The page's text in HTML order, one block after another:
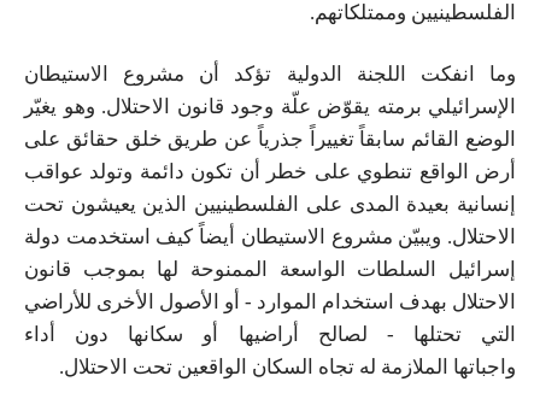
الفلسطينيين وممتلكاتهم.
وما انفكت اللجنة الدولية تؤكد أن مشروع الاستيطان
الإسرائيلي برمته يقوّض علّة وجود قانون الاحتلال. وهو يغيّر
الوضع القائم سابقاً تغييراً جذرياً عن طريق خلق حقائق على
أرض الواقع تنطوي على خطر
أن تكون دائمة وتولد عواقب
إنسانية بعيدة المدى على الفلسطينيين الذين يعيشون تحت
الاحتلال. ويبيّن مشروع الاستيطان أيضاً كيف استخدمت دولة
إسرائيل السلطات الواسعة الممنوحة لها بموجب قانون
الاحتلال بهدف استخدام الموارد - أو الأصول الأخرى للأراضي
التي تحتلها - لصالح أراضيها أو سكانها دون أداء
واجباتها الملازمة له تجاه السكان الواقعين تحت الاحتلال.